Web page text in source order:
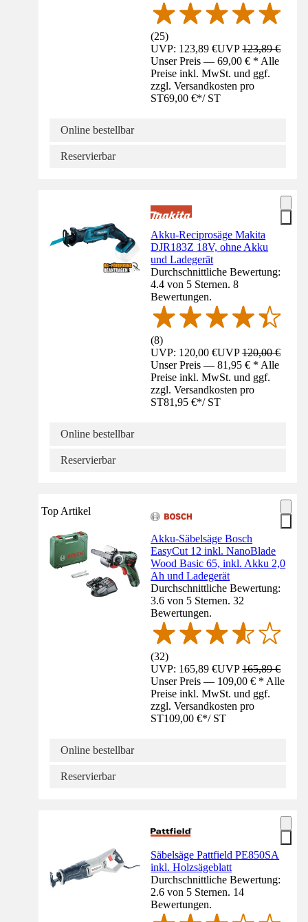
(25)
UVP: 123,89 €UVP123,89 €
Unser Preis — 69,00 € * Alle
Preise inkl. MwSt. und ggf.
zzgl. Versandkosten pro
ST69,00 €*/ ST
Online bestellbar
Reservierbar
Akku-Reciprosäge Makita
DJR183Z 18V, ohne Akku
und Ladegerät
Durchschnittliche Bewertung:
4.4 von 5 Sternen. 8
Bewertungen.
(8)
UVP: 120,00 €UVP120,00 €
Unser Preis — 81,95 € * Alle
Preise inkl. MwSt. und ggf.
zzgl. Versandkosten pro
ST81,95 €*/ ST
Online bestellbar
Reservierbar
Top Artikel
Akku-Säbelsäge Bosch
EasyCut 12 inkl. NanoBlade
Wood Basic 65, inkl. Akku 2,0
Ah und Ladegerät
Durchschnittliche Bewertung:
3.6 von 5 Sternen. 32
Bewertungen.
(32)
UVP: 165,89 €UVP165,89 €
Unser Preis — 109,00 € * Alle
Preise inkl. MwSt. und ggf.
zzgl. Versandkosten pro
ST109,00 €*/ ST
Online bestellbar
Reservierbar
Säbelsäge Pattfield PE850SA
inkl. Holzsägeblatt
Durchschnittliche Bewertung:
2.6 von 5 Sternen. 14
Bewertungen.